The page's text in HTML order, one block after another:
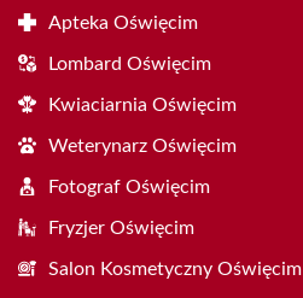
Apteka Oświęcim
Lombard Oświęcim
Kwiaciarnia Oświęcim
Weterynarz Oświęcim
Fotograf Oświęcim
Fryzjer Oświęcim
Salon Kosmetyczny Oświęcim